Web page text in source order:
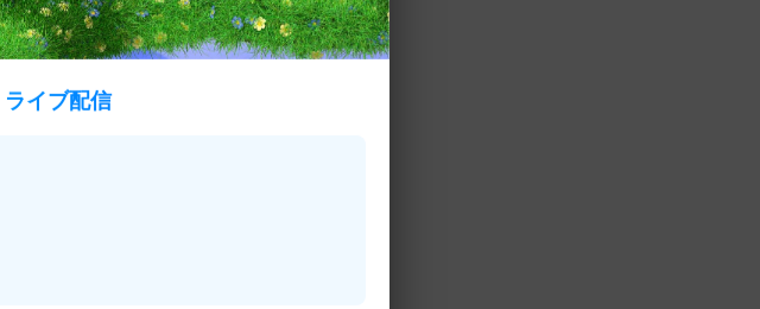
イブ配信